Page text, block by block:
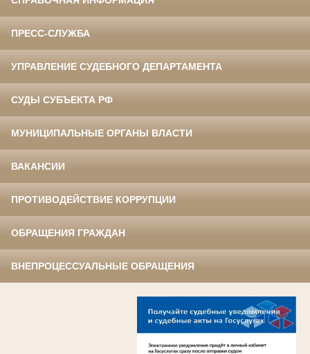
ПРЕСС-СЛУЖБА
УПРАВЛЕНИЕ СУДЕБНОГО ДЕПАРТАМЕНТА
СУДЫ СУБЪЕКТА РФ
МУНИЦИПАЛЬНЫЕ ОРГАНЫ ВЛАСТИ
ВАКАНСИИ
ПРОТИВОДЕЙСТВИЕ КОРРУПЦИИ
ОБРАЩЕНИЯ ГРАЖДАН
ВНЕПРОЦЕССУАЛЬНЫЕ ОБРАЩЕНИЯ